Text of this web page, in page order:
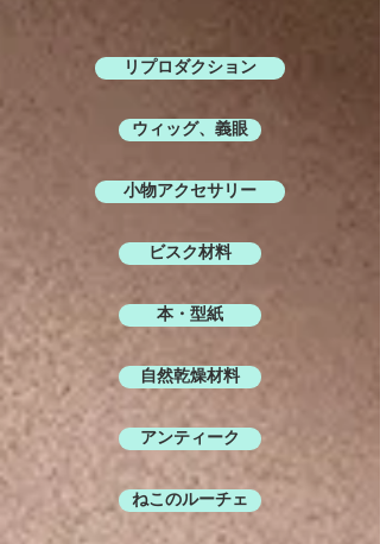
リプロダクション
ウィッグ、義眼
小物アクセサリー
ビスク材料
本・型紙
自然乾燥材料
アンティーク
ねこのルーチェ